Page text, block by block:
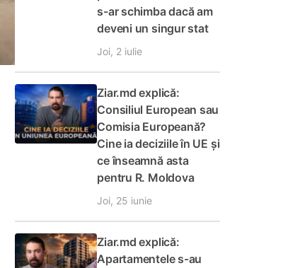
s-ar schimba dacă am
deveni un singur stat
Joi, 2 iulie
Ziar.md explică:
Consiliul European sau
Comisia Europeană?
Cine ia deciziile în UE și
ce înseamnă asta
pentru R. Moldova
Joi, 25 iunie
Ziar.md explică:
Apartamentele s-au